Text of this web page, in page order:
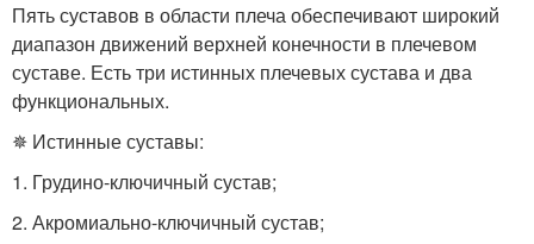
Пять суставов в области плеча обеспечивают широкий
диапазон движений верхней конечности в плечевом
суставе. Есть три истинных плечевых сустава и два
функциональных.
✵ Истинные суставы:
1. Грудино-ключичный сустав;
2. Акромиально-ключичный сустав;